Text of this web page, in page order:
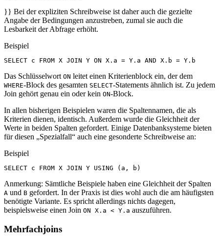
}} Bei der expliziten Schreibweise ist daher auch die gezielte
Angabe der Bedingungen anzustreben, zumal sie auch die
Lesbarkeit der Abfrage erhöht.
Beispiel
SELECT c FROM X JOIN Y ON X . a = Y . a AND X . b = Y . b
Das Schlüsselwort ON leitet einen Kriterienblock ein, der dem
WHERE-Block des gesamten SELECT-Statements ähnlich ist. Zu jedem
Join gehört genau ein oder kein ON-Block.
In allen bisherigen Beispielen waren die Spaltennamen, die als
Kriterien dienen, identisch. Außerdem wurde die Gleichheit der
Werte in beiden Spalten gefordert. Einige Datenbanksysteme bieten
für diesen „Spezialfall“ auch eine gesonderte Schreibweise an:
Beispiel
SELECT c FROM X JOIN Y USING ( a , b )
Anmerkung: Sämtliche Beispiele haben eine Gleichheit der Spalten
A und B gefordert. In der Praxis ist dies wohl auch die am häufigsten
benötigte Variante. Es spricht allerdings nichts dagegen,
beispielsweise einen Join ON X.a < Y.a auszuführen.
Mehrfachjoins